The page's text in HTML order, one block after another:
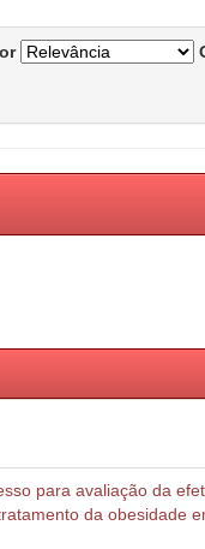
para avaliação da
da obesidade